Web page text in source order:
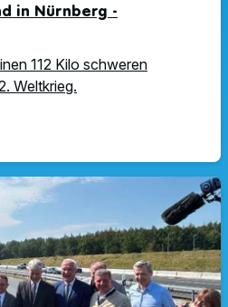
in Nürnberg -
112 Kilo schweren
Weltkrieg.